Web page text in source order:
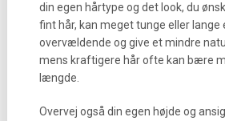
din egen hårtype og det look, du
fint hår, kan meget tunge eller lange
overvældende og give et mindre
mens kraftigere hår ofte kan bære
længde.
Overvej også din egen højde og